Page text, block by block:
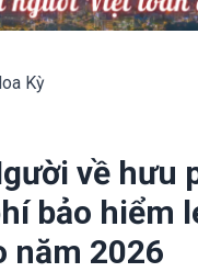
Kỳ
về hưu
bảo hiểm
năm 2026